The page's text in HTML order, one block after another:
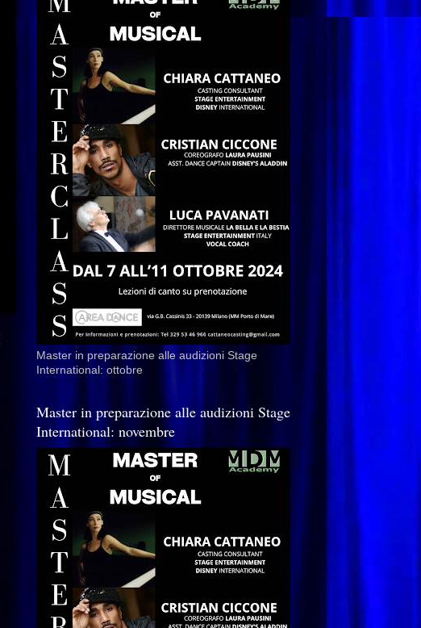
Master in preparazione alle audizioni Stage
International: ottobre
Master in preparazione alle audizioni Stage
International: novembre